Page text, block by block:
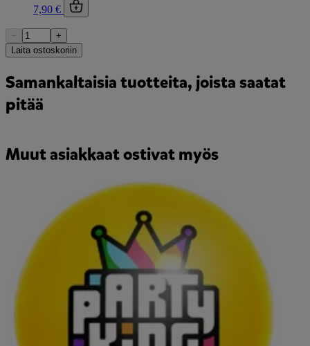
7,90 €
−
+
Laita ostoskoriin
Samankaltaisia tuotteita, joista saatat
pitää
Muut asiakkaat ostivat myös